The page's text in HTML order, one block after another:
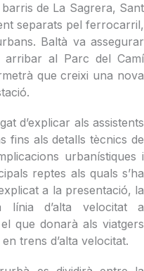
de La Sagrera, Sant
separats pel ferrocarril,
Baltà va assegurar
arribar al Parc del Camí
que creixi una nova
d’explicar als assistents
fins als detalls tècnics de
urbanístiques i
reptes als quals s’ha
a la presentació, la
línia d’alta velocitat a
que donarà als viatgers
trens d’alta velocitat.